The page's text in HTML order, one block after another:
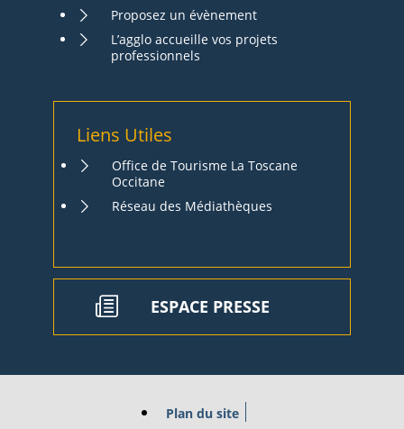
Proposez un évènement
L’agglo accueille vos projets
professionnels
Liens Utiles
Office de Tourisme La Toscane
Occitane
Réseau des Médiathèques
ESPACE PRESSE
Plan du site